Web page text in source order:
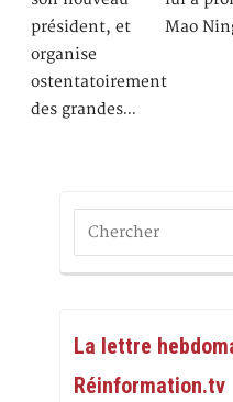
président, et
organise
ostentatoirement
des grandes…
Mao
La lettre
Réinformation.tv